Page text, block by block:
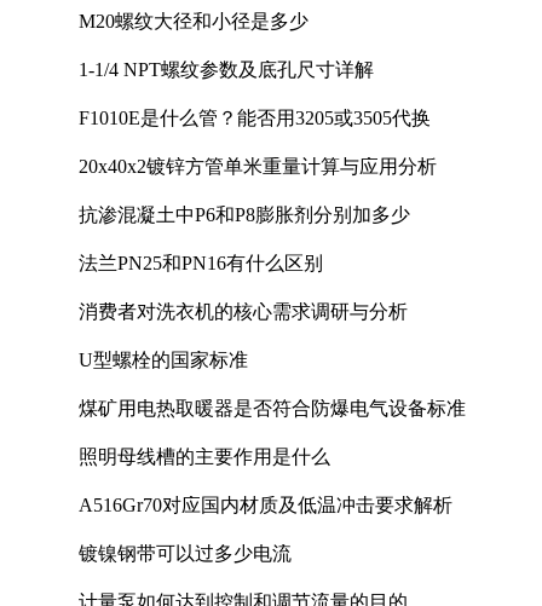
M20螺纹大径和小径是多少
1-1/4 NPT螺纹参数及底孔尺寸详解
F1010E是什么管？能否用3205或3505代换
20x40x2镀锌方管单米重量计算与应用分析
抗渗混凝土中P6和P8膨胀剂分别加多少
法兰PN25和PN16有什么区别
消费者对洗衣机的核心需求调研与分析
U型螺栓的国家标准
煤矿用电热取暖器是否符合防爆电气设备标准
照明母线槽的主要作用是什么
A516Gr70对应国内材质及低温冲击要求解析
镀镍钢带可以过多少电流
计量泵如何达到控制和调节流量的目的